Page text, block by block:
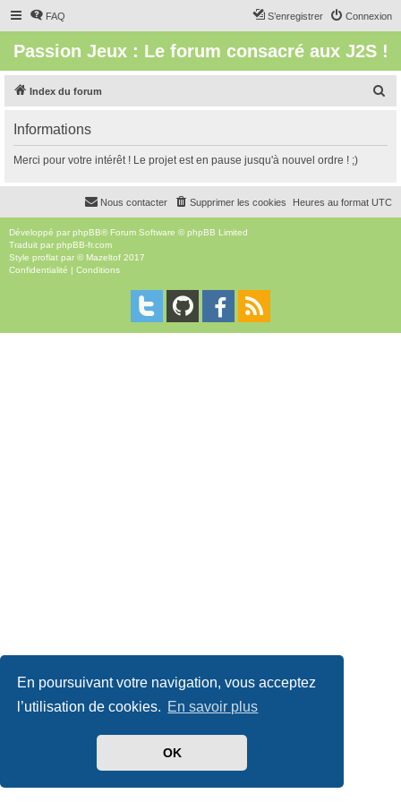
En poursuivant votre navigation, vous acceptez
l’utilisation de cookies. En savoir plus
OK
FAQ Connexion
S’enregistrer
Passion Jeux : Le forum consacré aux J2S !
Index du forum
r
c
Informations
Merci pour votre intérêt ! Le projet est en pause jusqu'à nouvel ordre ! ;)
Heures au format UTC
Supprimer les cookies
Nous contacter
Développé par phpBB® Forum Software © phpBB Limited
Traduit par phpBB-fr.com
Style proflat par © Mazeltof 2017
Confidentialité | Conditions